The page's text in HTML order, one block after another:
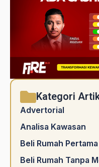
Kategori
Advertorial
Analisa Kawasan
Beli Rumah Pertama
Beli Rumah Tanpa